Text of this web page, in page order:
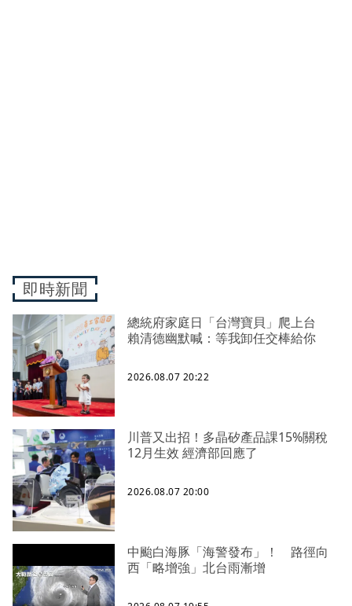
即時新聞
總統府家庭日「台灣寶貝」爬上台
賴清德幽默喊：等我卸任交棒給你
2026.08.07 20:22
川普又出招！多晶矽產品課15%關稅
12月生效 經濟部回應了
2026.08.07 20:00
中颱白海豚「海警發布」！ 路徑向
西「略增強」北台雨漸增